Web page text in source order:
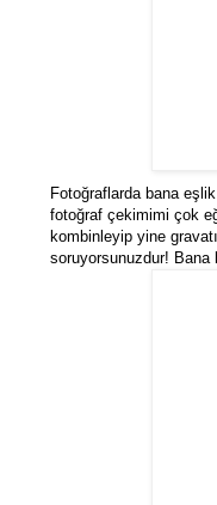
Fotoğraflarda bana
fotoğraf çekimimi çok
kombinleyip yine
soruyorsunuzdur! Bana